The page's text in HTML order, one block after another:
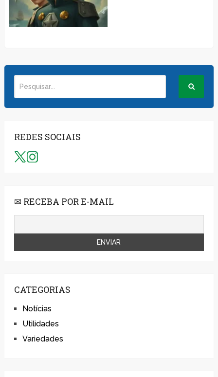
REDES SOCIAIS
✉ RECEBA POR E-MAIL
CATEGORIAS
Notícias
Utilidades
Variedades